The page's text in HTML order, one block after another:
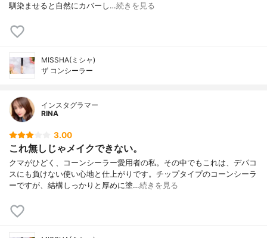
馴染ませると自然にカバーし…続きを見る
MISSHA(ミシャ)
ザ コンシーラー
インスタグラマー
RINA
3.00
これ無しじゃメイクできない。
クマがひどく、コーンシーラー愛用者の私。その中でもこれは、デパコ
スにも負けない使い心地と仕上がりです。チップタイプのコーンシーラ
ーですが、結構しっかりと厚めに塗…続きを見る